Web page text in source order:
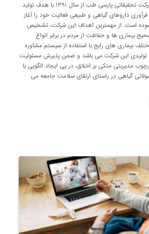
شرکت تحقیقاتی پارسی طب از سال ۱۳۹۱ با هدف تولید
داروهای گیاهی و طبیعی فعالیت خود را آغاز
است. از مهمترین اهداف این شرکت، تشخیص
بیماری ها و حفاظت از مردم در برابر انواع
بیماری های رایج با استفاده از سیستم مشاوره
تولیدی این شرکت می باشد و ضمن پذیرش مسئولیت
مدیریتی متکی بر اخلاق، در پی ایجاد الگویی با
گیاهی در راستای ارتقای سلامت جامعه می